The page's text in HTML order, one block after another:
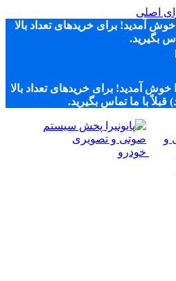
اصلی
آمدید! برای خریدهای تعداد بالا
بگیرید.
آمدید! برای خریدهای تعداد بالا
با ما تماس بگیرید.